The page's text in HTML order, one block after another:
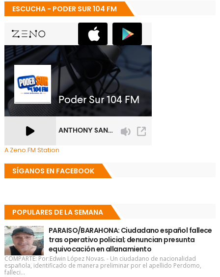
ESCUCHA - PODER SUR 104 FM
A Zeno.FM Station
SÍGANOS EN FACEBOOK
POPULARES DE LA SEMANA
PARAISO/BARAHONA: Ciudadano español fallece
tras operativo policial; denuncian presunta
equivocación en allanamiento
COMPARTE: Por:Edwin López Novas. - Un ciudadano de nacionalidad
española, identificado de manera preliminar por el apellido Perdomo,
falleci...